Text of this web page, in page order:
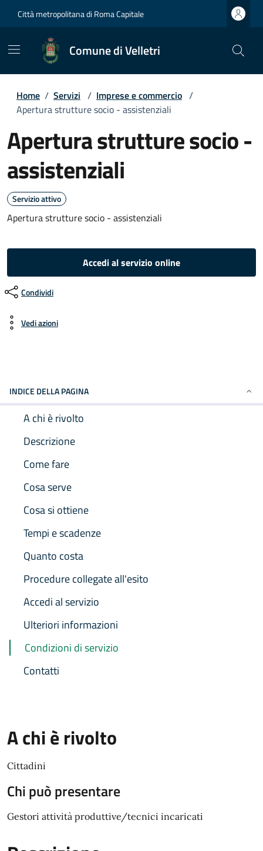
Città metropolitana di Roma Capitale
Comune di Velletri
Home / Servizi / Imprese e commercio /
Apertura strutture socio - assistenziali
Apertura strutture socio -
assistenziali
Servizio attivo
Apertura strutture socio - assistenziali
Accedi al servizio online
Condividi
Vedi azioni
INDICE DELLA PAGINA
A chi è rivolto
Descrizione
Come fare
Cosa serve
Cosa si ottiene
Tempi e scadenze
Quanto costa
Procedure collegate all'esito
Accedi al servizio
Ulteriori informazioni
Condizioni di servizio
Contatti
A chi è rivolto
Cittadini
Chi può presentare
Gestori attività produttive/tecnici incaricati